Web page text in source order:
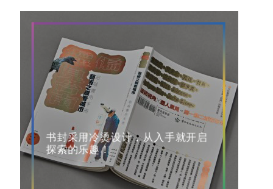
书封采用冷烫设计，从入手就开启
探索的乐趣！